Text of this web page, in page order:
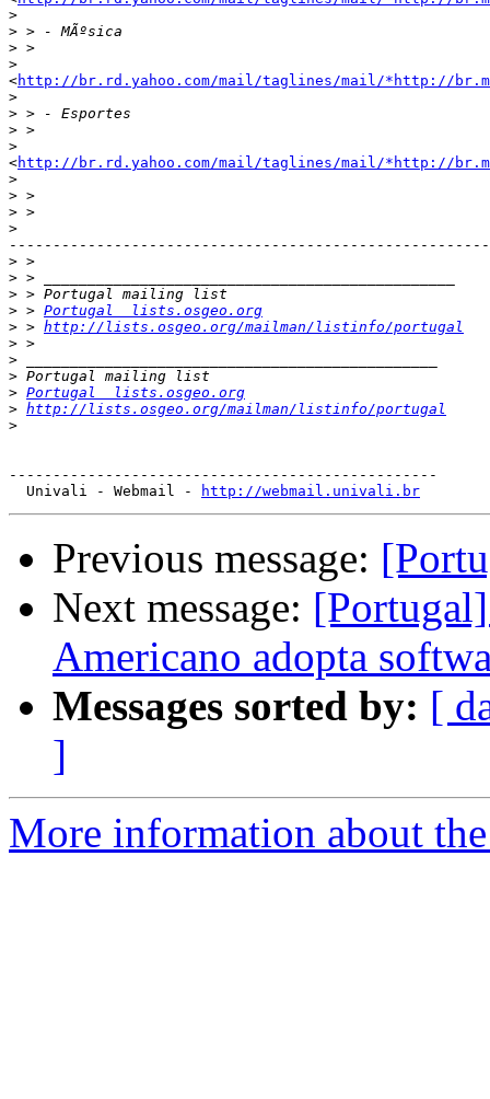
>
>
>
>
<http://br.rd.yahoo.com/mail/taglines/mail/*http://
>
>
>
>
<http://br.rd.yahoo.com/mail/taglines/mail/*http://
>
>
>
>
>
>
>
> > Portugal  lists.osgeo.org
> > http://lists.osgeo.org/mailman/listinfo/portugal
>
>
>
> Portugal  lists.osgeo.org
> http://lists.osgeo.org/mailman/listinfo/portugal
>
-------------------------------------------------
  Univali - Webmail -
http://webmail.univali.br
Previous message:
Next message:
Americano adopta
Messages sorted by: [
]
More information about